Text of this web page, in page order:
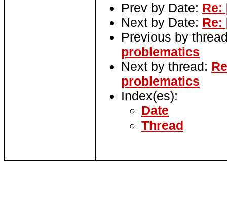
Prev by Date: Re:
Next by Date: Re:
Previous by
problematics
Next by thread:
problematics
Index(es):
Date
Thread